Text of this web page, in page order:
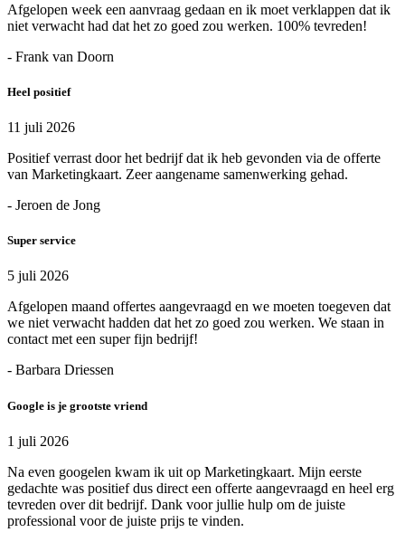
Afgelopen week een aanvraag gedaan en ik moet verklappen dat ik
niet verwacht had dat het zo goed zou werken. 100% tevreden!
- Frank van Doorn
Heel positief
11 juli 2026
Positief verrast door het bedrijf dat ik heb gevonden via de offerte
van Marketingkaart. Zeer aangename samenwerking gehad.
- Jeroen de Jong
Super service
5 juli 2026
Afgelopen maand offertes aangevraagd en we moeten toegeven dat
we niet verwacht hadden dat het zo goed zou werken. We staan in
contact met een super fijn bedrijf!
- Barbara Driessen
Google is je grootste vriend
1 juli 2026
Na even googelen kwam ik uit op Marketingkaart. Mijn eerste
gedachte was positief dus direct een offerte aangevraagd en heel erg
tevreden over dit bedrijf. Dank voor jullie hulp om de juiste
professional voor de juiste prijs te vinden.